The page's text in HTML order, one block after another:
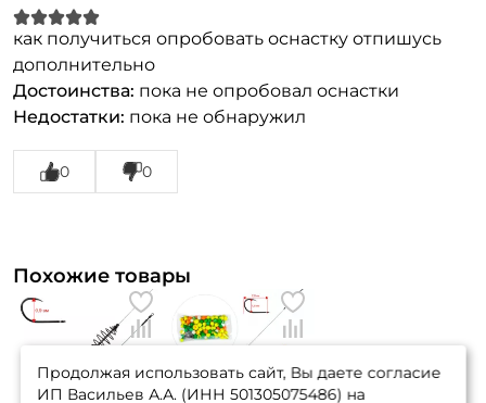
как получиться опробовать оснастку отпишусь
дополнительно
Достоинства: пока не опробовал оснастки
Недостатки: пока не обнаружил
0 0
Похожие товары
Продолжая использовать сайт, Вы даете согласие
ИП Васильев А.А. (ИНН 501305075486) на